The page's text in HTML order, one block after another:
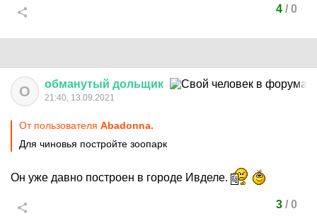
4/ 0
О обманутый дольщик
21:40, 13.09.2021
От пользователя Abadonnа.
Для чиновья постройте зоопарк
Он уже давно построен в городе Ивделе.
3/ 0